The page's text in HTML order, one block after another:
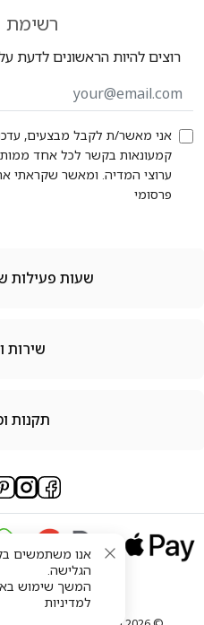
רשימת
רוצים להיות הראשונים לדעת
אני מאשר/ת לקבל מבצעים,
קמעונאות בקשר לכל אחד
ערוצי המדיה. ומאשר שקראתי
פרסומי
שעות פעילות
שירות
תקנות
אנו משתמשים
הגלישה.
המשך שימוש
למדיניות